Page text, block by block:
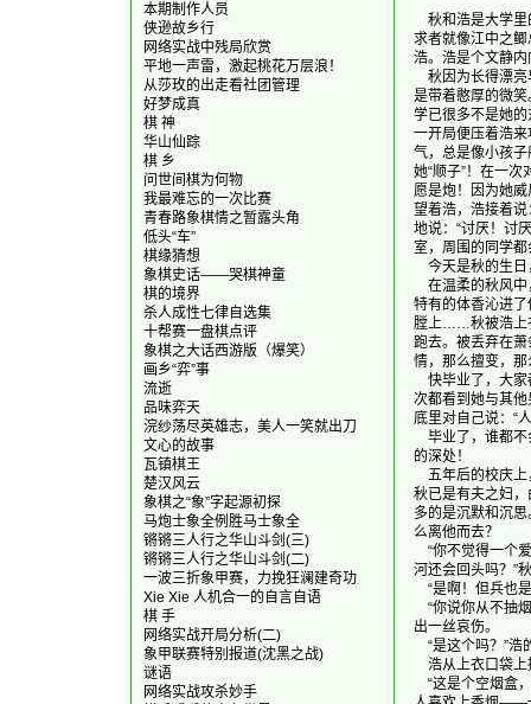
本期制作人员
侠逊故乡行
网络实战中残局欣赏
平地一声雷，激起桃花万层浪！
从莎玫的出走看社团管理
好梦成真
棋 神
华山仙踪
棋 乡
问世间棋为何物
我最难忘的一次比赛
青春路象棋情之暂露头角
低头“车”
棋缘猜想
象棋史话——哭棋神童
棋的境界
杀人成性七律自选集
十帮赛一盘棋点评
象棋之大话西游版（爆笑）
画乡“弈”事
流逝
品味弈天
浣纱荡尽英雄志，美人一笑就出刀
文心的故事
瓦镇棋王
楚汉风云
象棋之“象”字起源初探
马炮士象全例胜马士象全
锵锵三人行之华山斗剑(三)
锵锵三人行之华山斗剑(二)
一波三折象甲赛，力挽狂澜建奇功
Xie Xie 人机合一的自言自语
棋 手
网络实战开局分析(二)
象甲联赛特别报道(沈黑之战)
谜语
网络实战攻杀妙手
秋和浩是大学
求者就像江中之
浩。浩是个文静
秋因为长得漂
是带着憨厚的微
学已很多不是她
一开局便压着浩
气，总是像小孩
她“顺子”！在一
愿是炮！因为她威
望着浩，浩接着
地说：“讨厌！讨
室，周围的同学
今天是秋的生
在温柔的秋风
特有的体香沁进
膛上……秋被浩上
跑去。被丢弃在
情，那么擅变，
快毕业了，大
次都看到她与其
底里对自己说：“
毕业了，谁都
的深处！
五年后的校庆
秋已是有夫之妇
多的是沉默和沉
么离他而去？
“你不觉得一
河还会回头吗？”
“是啊！但兵
“你说你从不
出一丝哀伤。
“是这个吗？”
浩从上衣口袋
“这是个空烟